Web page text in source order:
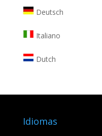
Deutsch
Italiano
Dutch
Idiomas